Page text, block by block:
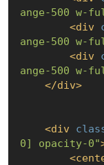
ange-500
<div
ange-500
<div
ange-500
</div>
<div
0] opacity-0"
<